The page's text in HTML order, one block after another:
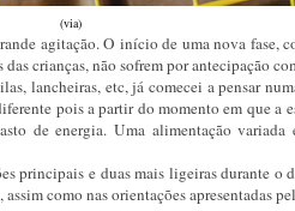
(via)
agitação. O início de uma nova fase,
crianças, não sofrem por antecipação
lancheiras, etc, já comecei a pensar
pois a partir do momento em que a
de energia. Uma alimentação
principais e duas mais ligeiras durante o
como nas orientações apresentadas